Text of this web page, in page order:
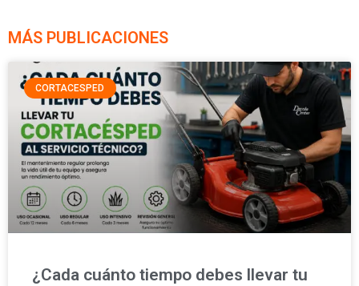
MÁS PUBLICACIONES
CORTACESPED
¿Cada cuánto tiempo debes llevar tu